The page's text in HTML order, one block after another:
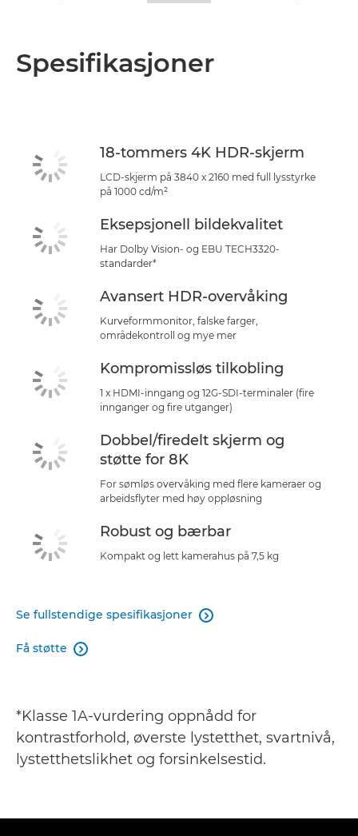
Spesifikasjoner
18-tommers 4K HDR-skjerm
LCD-skjerm på 3840 x 2160 med full lysstyrke
på 1000 cd/m²
Eksepsjonell bildekvalitet
Har Dolby Vision- og EBU TECH3320-
standarder*
Avansert HDR-overvåking
Kurveformmonitor, falske farger,
områdekontroll og mye mer
Kompromissløs tilkobling
1 x HDMI-inngang og 12G-SDI-terminaler (fire
innganger og fire utganger)
Dobbel/firedelt skjerm og
støtte for 8K
For sømløs overvåking med flere kameraer og
arbeidsflyter med høy oppløsning
Robust og bærbar
Kompakt og lett kamerahus på 7,5 kg
Se fullstendige spesifikasjoner 
Få støtte 
*Klasse 1A-vurdering oppnådd for
kontrastforhold, øverste lystetthet, svartnivå,
lystetthetslikhet og forsinkelsestid.